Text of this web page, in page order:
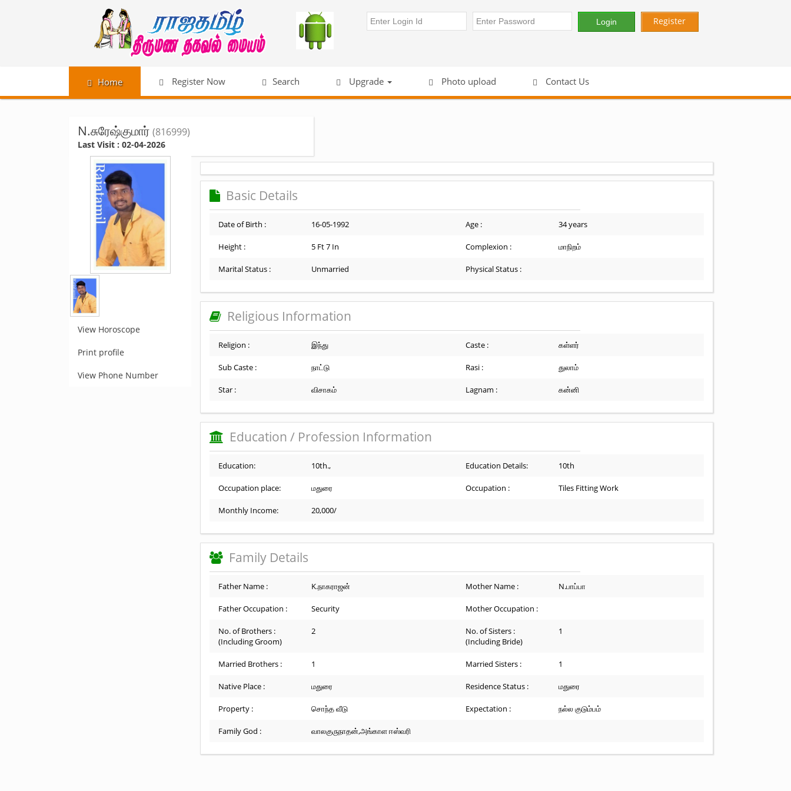
Register
Home Register Now Search Upgrade Photo upload Contact Us
N.சுரேஷ்குமார் (816999)
Last Visit : 02-04-2026
View Horoscope
Print profile
View Phone Number
Basic Details
Date of Birth : 16-05-1992 Age : 34 years
Height : 5 Ft 7 In Complexion : மாநிறம்
Marital Status : Unmarried Physical Status :
Religious Information
Religion : இந்து Caste : கள்ளர்
Sub Caste : நாட்டு Rasi : துலாம்
Star : விசாகம் Lagnam : கன்னி
Education / Profession Information
Education: 10th., Education Details: 10th
Occupation place: மதுரை Occupation : Tiles Fitting Work
Monthly Income: 20,000/
Family Details
Father Name : K.நாகராஜன் Mother Name : N.பாப்பா
Father Occupation : Security Mother Occupation :
No. of Brothers :
(Including Groom)
2
No. of Sisters :
(Including Bride)
1
Married Brothers : 1 Married Sisters : 1
Native Place : மதுரை Residence Status : மதுரை
Property : சொந்த வீடு Expectation : நல்ல குடும்பம்
Family God : வாலகுருநாதன்,அங்காள ஈஸ்வரி